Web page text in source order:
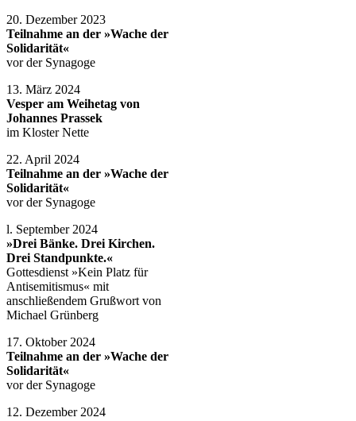
20. Dezember 2023
Teilnahme an der »Wache der
Solidarität«
vor der Synagoge
13. März 2024
Vesper am Weihetag von
Johannes Prassek
im Kloster Nette
22. April 2024
Teilnahme an der »Wache der
Solidarität«
vor der Synagoge
l. September 2024
»Drei Bänke. Drei Kirchen.
Drei Standpunkte.«
Gottesdienst »Kein Platz für
Antisemitismus« mit
anschließendem Grußwort von
Michael Grünberg
17. Oktober 2024
Teilnahme an der »Wache der
Solidarität«
vor der Synagoge
12. Dezember 2024